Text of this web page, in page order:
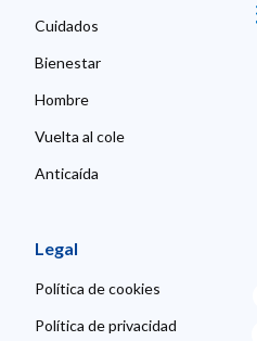
Cuidados
Bienestar
Hombre
Vuelta al cole
Anticaída
Legal
Política de cookies
Política de privacidad